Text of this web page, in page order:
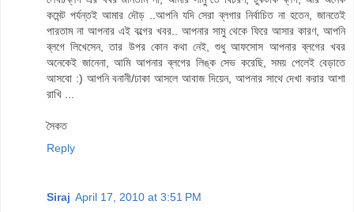
কমেন্ট পর্যন্তই আমার দৌড় ..আপনি যদি সেরা ব্লগার নির্বাচিত না হতেন, জানতেই
পারতাম না আপনার এই বল্গের খবর.. আপনার সামু থেকে ফিরে আসার কারণ, আপনি
ব্লগে লিখেসেন, তার উপর কোন কথা নেই, শুধু আফসোস আপনার ব্লগের খবর
অনেকেই জানেনা, আমি আপনার ব্লগের লিঙ্ক সেভ করেছি, সময় পেলেই বেড়াতে
আসবো :) আপনি বনানী/ঢাকা আসলে আবাজ দিয়েন, আপনার সাথে দেখা করার আশা
রাখি ...
সৈকত
Reply
Siraj April 17, 2010 at 3:51 PM